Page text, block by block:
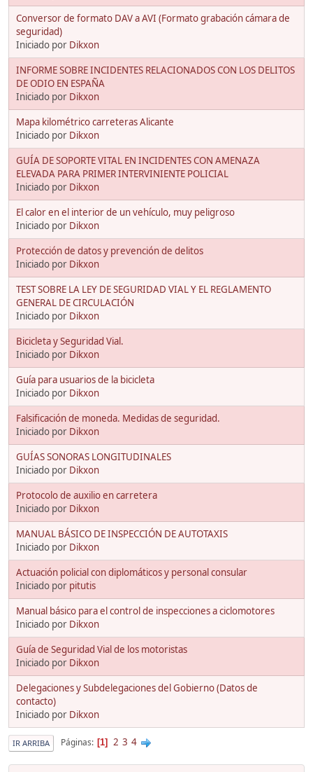
Conversor de formato DAV a AVI (Formato grabación cámara de
seguridad)
Iniciado por Dikxon
INFORME SOBRE INCIDENTES RELACIONADOS CON LOS DELITOS
DE ODIO EN ESPAÑA
Iniciado por Dikxon
Mapa kilométrico carreteras Alicante
Iniciado por Dikxon
GUÍA DE SOPORTE VITAL EN INCIDENTES CON AMENAZA
ELEVADA PARA PRIMER INTERVINIENTE POLICIAL
Iniciado por Dikxon
El calor en el interior de un vehículo, muy peligroso
Iniciado por Dikxon
Protección de datos y prevención de delitos
Iniciado por Dikxon
TEST SOBRE LA LEY DE SEGURIDAD VIAL Y EL REGLAMENTO
GENERAL DE CIRCULACIÓN
Iniciado por Dikxon
Bicicleta y Seguridad Vial.
Iniciado por Dikxon
Guía para usuarios de la bicicleta
Iniciado por Dikxon
Falsificación de moneda. Medidas de seguridad.
Iniciado por Dikxon
GUÍAS SONORAS LONGITUDINALES
Iniciado por Dikxon
Protocolo de auxilio en carretera
Iniciado por Dikxon
MANUAL BÁSICO DE INSPECCIÓN DE AUTOTAXIS
Iniciado por Dikxon
Actuación policial con diplomáticos y personal consular
Iniciado por pitutis
Manual básico para el control de inspecciones a ciclomotores
Iniciado por Dikxon
Guía de Seguridad Vial de los motoristas
Iniciado por Dikxon
Delegaciones y Subdelegaciones del Gobierno (Datos de
contacto)
Iniciado por Dikxon
IR ARRIBA Páginas 1 2 3 4